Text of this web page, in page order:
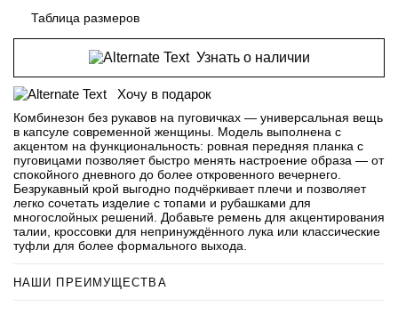
Таблица размеров
Узнать о наличии
Хочу в подарок
Комбинезон без рукавов на пуговичках — универсальная вещь
в капсуле современной женщины. Модель выполнена с
акцентом на функциональность: ровная передняя планка с
пуговицами позволяет быстро менять настроение образа — от
спокойного дневного до более откровенного вечернего.
Безрукавный крой выгодно подчёркивает плечи и позволяет
легко сочетать изделие с топами и рубашками для
многослойных решений. Добавьте ремень для акцентирования
талии, кроссовки для непринуждённого лука или классические
туфли для более формального выхода.
НАШИ ПРЕИМУЩЕСТВА